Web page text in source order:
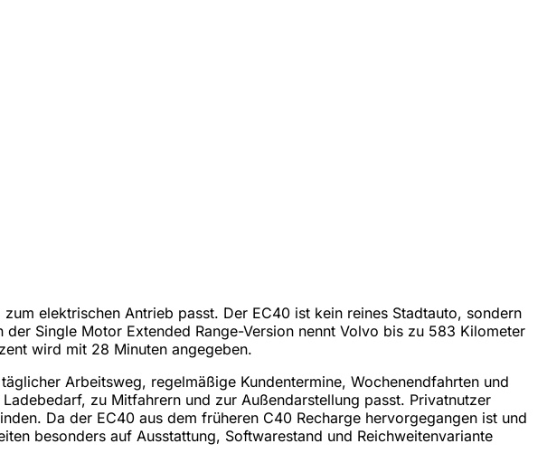
elektrischen Antrieb passt. Der EC40 ist kein reines Stadtauto, sondern
Single Motor Extended Range-Version nennt Volvo bis zu 583 Kilometer
wird mit 28 Minuten angegeben.
Arbeitsweg, regelmäßige Kundentermine, Wochenendfahrten und
zu Mitfahrern und zur Außendarstellung passt. Privatnutzer
Da der EC40 aus dem früheren C40 Recharge hervorgegangen ist und
besonders auf Ausstattung, Softwarestand und Reichweitenvariante